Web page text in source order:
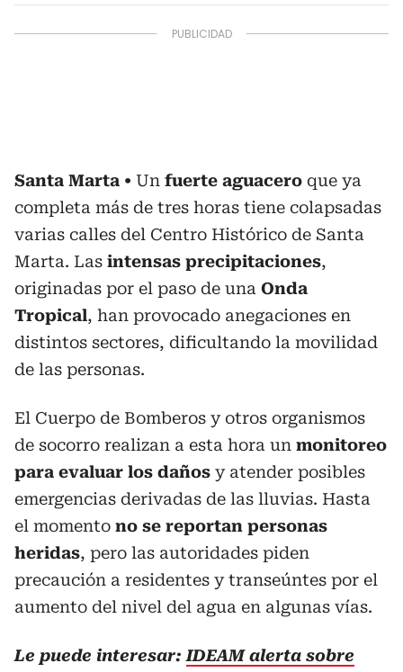
Santa Marta Un fuerte aguacero que ya
completa más de tres horas tiene colapsadas
varias calles del Centro Histórico de Santa
Marta. Las intensas precipitaciones,
originadas por el paso de una Onda
Tropical, han provocado anegaciones en
distintos sectores, dificultando la movilidad
de las personas.
El Cuerpo de Bomberos y otros organismos
de socorro realizan a esta hora un monitoreo
para evaluar los daños y atender posibles
emergencias derivadas de las lluvias. Hasta
el momento no se reportan personas
heridas, pero las autoridades piden
precaución a residentes y transeúntes por el
aumento del nivel del agua en algunas vías.
Le puede interesar: IDEAM alerta sobre